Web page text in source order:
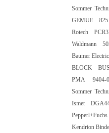
Sommer
GEMUE
Rotech
Waldmann
Baumer
BLOCK
PMA
Sommer
Ismet
Kendrion